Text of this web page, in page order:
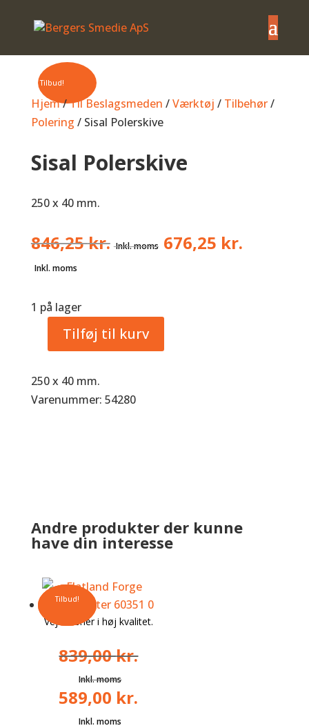
Tilbud!
Hjem/Til Beslagsmeden /Værktøj / Tilbehør/
Polering / Sisal Polerskive
Sisal Polerskive
250 x 40 mm.
846,25kr. Den
846,25 kr..
676,25 kr.
Den
pris
er:
676,25 kr..
1 på lager
antal
Tilføj til kurv
250 x 40 mm.
Varenummer: 54280
Andre produkter der kunne
have din interesse
Tilbud!
Vejneåbner i høj kvalitet.
839,00kr.
Den
oprindelige
589,00 kr.
Tilbud!
Tilbud!